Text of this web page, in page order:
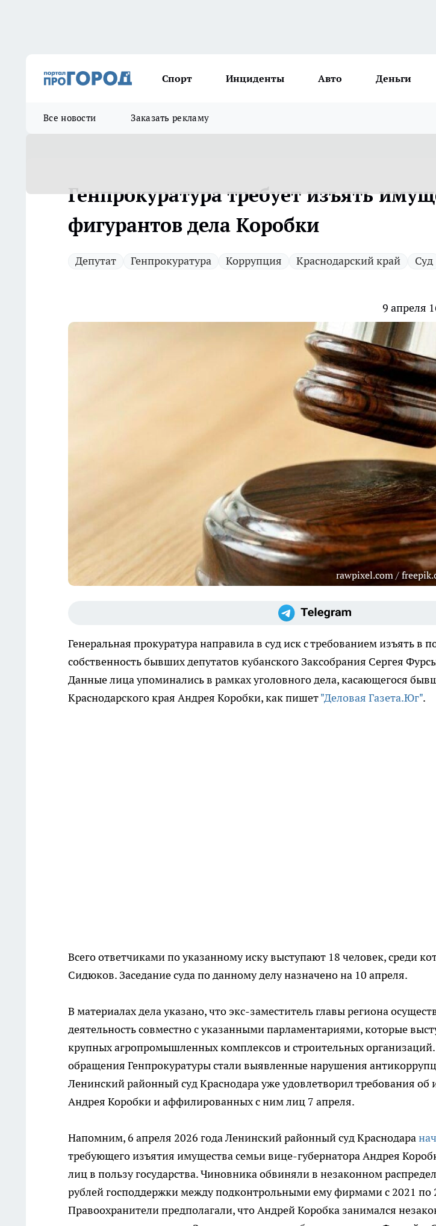
Спорт Инциденты Авто Деньги
Все новости Заказать рекламу
Генпрокуратура требует изъять
фигурантов дела Коробки
Депутат Генпрокуратура Коррупция Краснодарский край Суд
9 апреля
rawpixel.com /
Генеральная прокуратура направила в суд иск с требованием изъять в
собственность бывших депутатов кубанского Заксобрания Сергея
Данные лица упоминались в рамках уголовного дела, касающегося
Краснодарского края Андрея Коробки, как пишет"Деловая Газета.Юг".
Всего ответчиками по указанному иску выступают 18 человек, среди
Сидюков. Заседание суда по данному делу назначено на 10 апреля.
В материалах дела указано, что экс-заместитель главы региона
деятельность совместно с указанными парламентариями, которые
крупных агропромышленных комплексов и строительных
обращения Генпрокуратуры стали выявленные нарушения
Ленинский районный суд Краснодара уже удовлетворил требования об
Андрея Коробки и аффилированных с ним лиц 7 апреля.
Напомним, 6 апреля 2026 года Ленинский районный суд Краснодара
требующего изъятия имущества семьи вице-губернатора Андрея
лиц в пользу государства. Чиновника обвиняли в незаконном
рублей господдержки между подконтрольными ему фирмами с 2021 по
Правоохранители предполагали, что Андрей Коробка занимался